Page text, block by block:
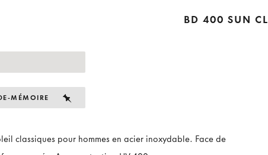
BD 400 SUN CL
MÉMOIRE
classiques pour hommes en acier inoxydable. Face de